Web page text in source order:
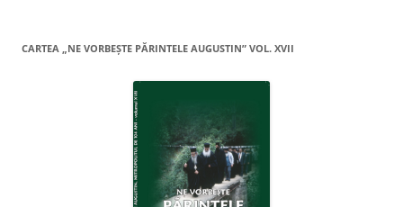
CARTEA „NE VORBEŞTE PĂRINTELE AUGUSTIN” VOL. XVII